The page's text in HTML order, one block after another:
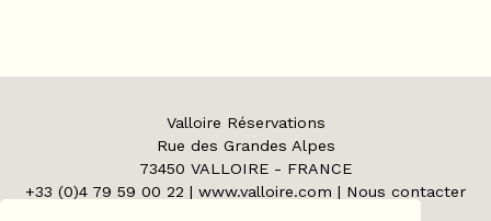
Valloire Réservations
Rue des Grandes Alpes
73450 VALLOIRE - FRANCE
+33 (0)4 79 59 00 22 | www.valloire.com | Nous contacter